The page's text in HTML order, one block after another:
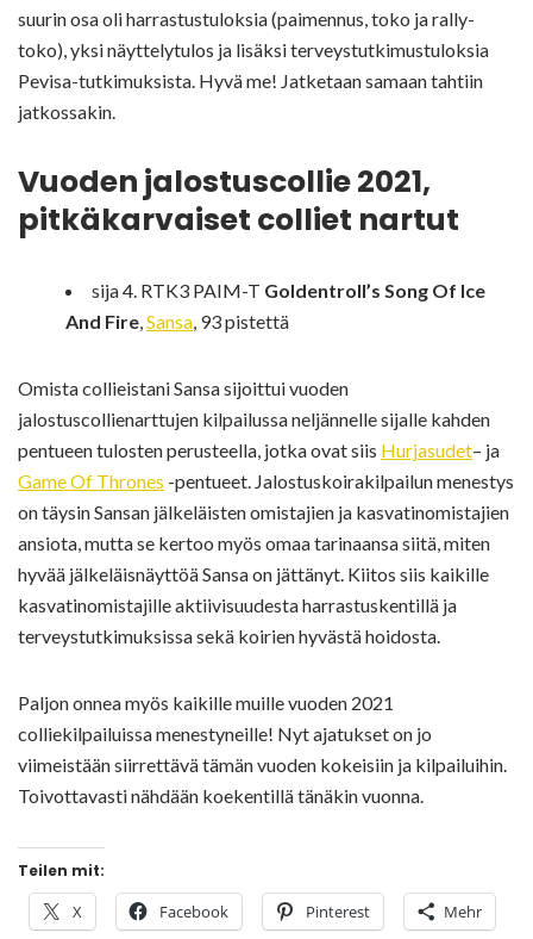
suurin osa oli harrastustuloksia (paimennus, toko ja rally-
toko), yksi näyttelytulos ja lisäksi terveystutkimustuloksia
Pevisa-tutkimuksista. Hyvä me! Jatketaan samaan tahtiin
jatkossakin.
Vuoden jalostuscollie 2021,
pitkäkarvaiset colliet nartut
sija 4. RTK3 PAIM-T Goldentroll’s Song Of Ice
And Fire Sansa , 93 pistettä
Omista collieistani Sansa sijoittui vuoden
jalostuscollienarttujen kilpailussa neljännelle sijalle kahden
pentueen tulosten perusteella, jotka ovat siis Hurjasudet– ja
Game Of Thrones -pentueet. Jalostuskoirakilpailun menestys
on täysin Sansan jälkeläisten omistajien ja kasvatinomistajien
ansiota, mutta se kertoo myös omaa tarinaansa siitä, miten
hyvää jälkeläisnäyttöä Sansa on jättänyt. Kiitos siis kaikille
kasvatinomistajille aktiivisuudesta harrastuskentillä ja
terveystutkimuksissa sekä koirien hyvästä hoidosta.
Paljon onnea myös kaikille muille vuoden 2021
colliekilpailuissa menestyneille! Nyt ajatukset on jo
viimeistään siirrettävä tämän vuoden kokeisiin ja kilpailuihin.
Toivottavasti nähdään koekentillä tänäkin vuonna.
Teilen mit:
X Facebook Pinterest Mehr